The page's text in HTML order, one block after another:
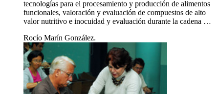
tecnologías para el procesamiento y producción de alimentos
funcionales, valoración y evaluación de compuestos de alto
valor nutritivo e inocuidad y evaluación durante la cadena …
Rocío Marín González.